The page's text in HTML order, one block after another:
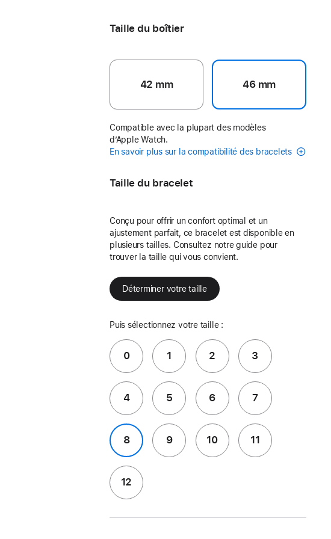
Taille du boîtier
42 mm 46 mm
Compatible avec la plupart des modèles
d’Apple Watch.
En savoir plus sur la compatibilité des bracelets
Taille du bracelet
Conçu pour offrir un confort optimal et un
ajustement parfait, ce bracelet est disponible en
plusieurs tailles. Consultez notre guide pour
trouver la taille qui vous convient.
Déterminer votre taille
Puis sélectionnez votre taille :
0 1 2 3
4 5 6 7
8 9 10 11
12